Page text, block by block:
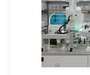
enthalten.